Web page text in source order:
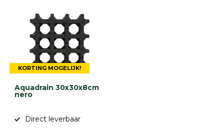
gebaseerd
ervaringen
KORTING MOGELIJK!
Aquadrain 30x30x8cm
nero
Direct leverbaar